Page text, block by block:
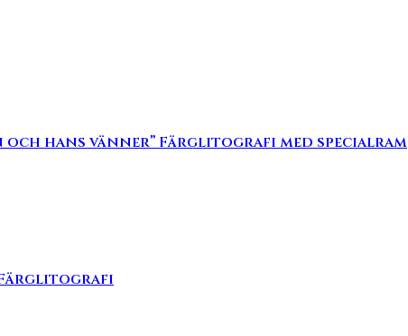
och hans vänner” Färglitografi med specialram
Färglitografi